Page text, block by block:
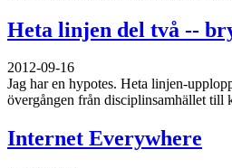
Heta linjen del två --
2012-09-16
Jag har en hypotes. Heta linjen-
övergången från disciplinsamhället till
Internet Everywhere